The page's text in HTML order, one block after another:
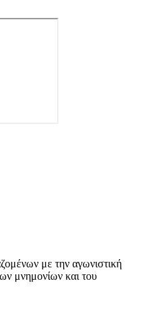
με την αγωνιστική
μνημονίων και του